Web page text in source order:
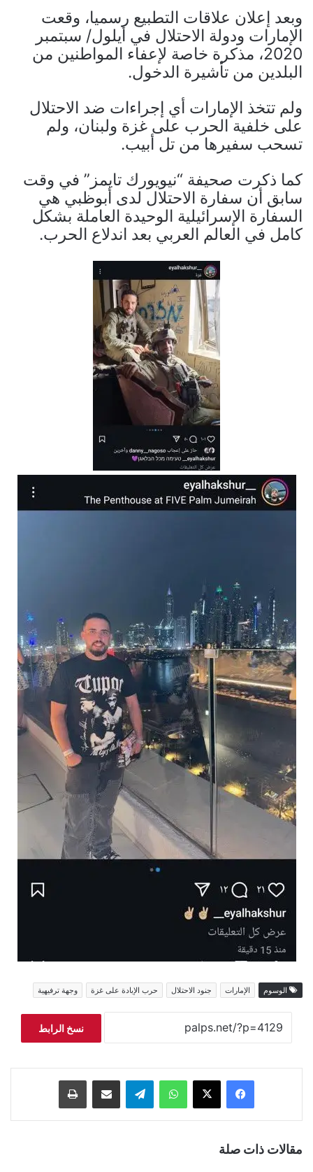
وبعد إعلان علاقات التطبيع رسميا، وقعت
الإمارات ودولة الاحتلال في أيلول/ سبتمبر
2020، مذكرة خاصة لإعفاء المواطنين من
البلدين من تأشيرة الدخول.
ولم تتخذ الإمارات أي إجراءات ضد الاحتلال
على خلفية الحرب على غزة ولبنان، ولم
تسحب سفيرها من تل أبيب.
كما ذكرت صحيفة “نيويورك تايمز” في وقت
سابق أن سفارة الاحتلال لدى أبوظبي هي
السفارة الإسرائيلية الوحيدة العاملة بشكل
كامل في العالم العربي بعد اندلاع الحرب.
الوسوم الإمارات جنود الاحتلال حرب الإبادة على غزة وجهة ترفيهية
نسخ الرابط
فيسبوك ‫X واتساب تيلقرام مشاركة عبر البريد طباعة
مقالات ذات صلة